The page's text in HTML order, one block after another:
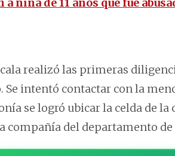
a niña de 11 años que fue
realizó las primeras
intentó contactar con la
se logró ubicar la celda de
compañía del departamento de